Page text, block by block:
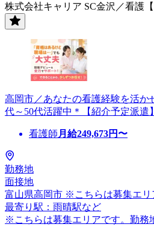
株式会社キャリア SC金沢／看護【
高岡市／あなたの看護経験を活
代～50代活躍中＊【紹介予定派遣】
看護師 月給249,673円〜
勤務地
面接地
富山県高岡市 ※こちらは募集エリ
最寄り駅：雨晴駅など
※こちらは募集エリアです。勤務